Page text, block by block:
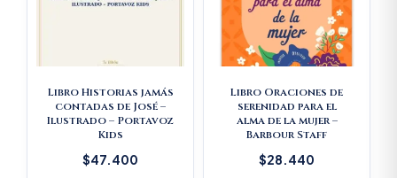
Libro Historias jamás
contadas de José –
Ilustrado – Portavoz
Kids
$47.400
Libro Oraciones de
serenidad para el
alma de la mujer –
Barbour Staff
$28.440